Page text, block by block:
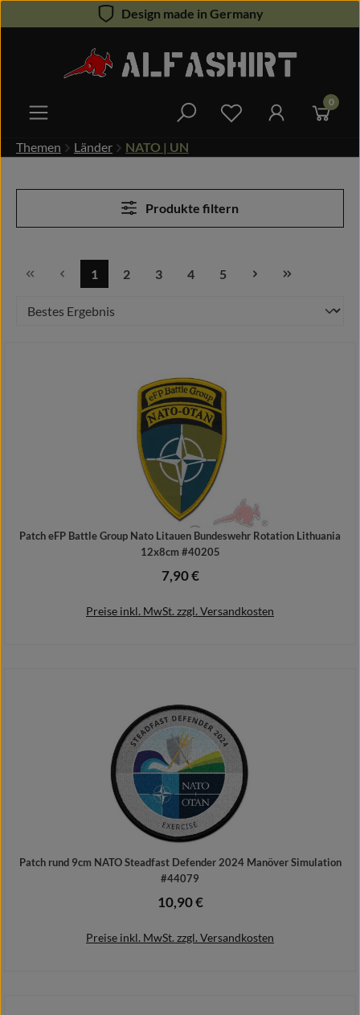
Zum Hauptinhalt springenDesign made in Germany
Du hast 0 0
Themen Länder NATO | UN
Produkte filtern
Seite
1
Seite
2
Seite
3
Seite
4
Seite
5
Patch eFP Battle Group Nato Litauen Bundeswehr Rotation Lithuania
12x8cm #40205
Regulärer Preis:
7,90 €
Preise inkl. MwSt. zzgl. Versandkosten
Patch rund 9cm NATO Steadfast Defender 2024 Manöver Simulation
#44079
Regulärer Preis:
10,90 €
Preise inkl. MwSt. zzgl. Versandkosten